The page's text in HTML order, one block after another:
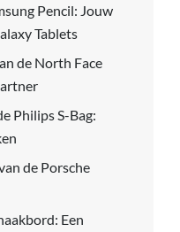
Pencil: Jouw
Tablets
de North Face
Philips S-Bag:
de Porsche
Een